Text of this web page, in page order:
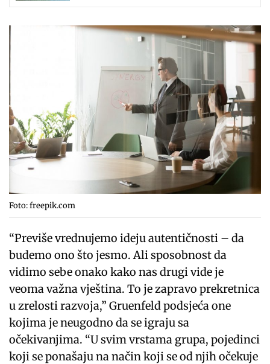
Foto: freepik.com
“Previše vrednujemo ideju autentičnosti – da
budemo ono što jesmo. Ali sposobnost da
vidimo sebe onako kako nas drugi vide je
veoma važna vještina. To je zapravo prekretnica
u zrelosti razvoja,” Gruenfeld podsjeća one
kojima je neugodno da se igraju sa
očekivanjima. “U svim vrstama grupa, pojedinci
koji se ponašaju na način koji se od njih očekuje